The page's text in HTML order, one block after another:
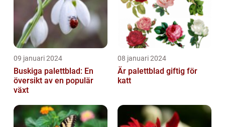
09 januari 2024
Buskiga palettblad: En
översikt av en populär
växt
08 januari 2024
Är palettblad giftig för
katt